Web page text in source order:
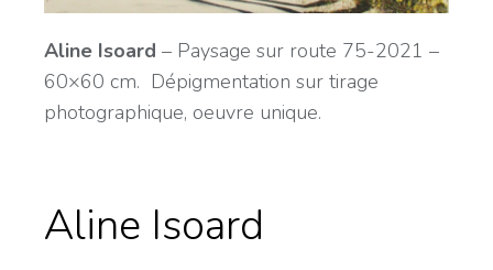
Aline Isoard – Paysage sur route 75-2021 –
60×60 cm. Dépigmentation sur tirage
photographique, oeuvre unique.
Aline Isoard